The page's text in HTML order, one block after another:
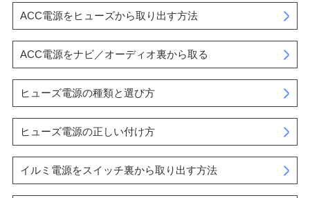
ACC電源をヒューズから取り出す方法
ACC電源をナビ／オーディオ裏から取る
ヒューズ電源の種類と選び方
ヒューズ電源の正しい付け方
イルミ電源をスイッチ裏から取り出す方法